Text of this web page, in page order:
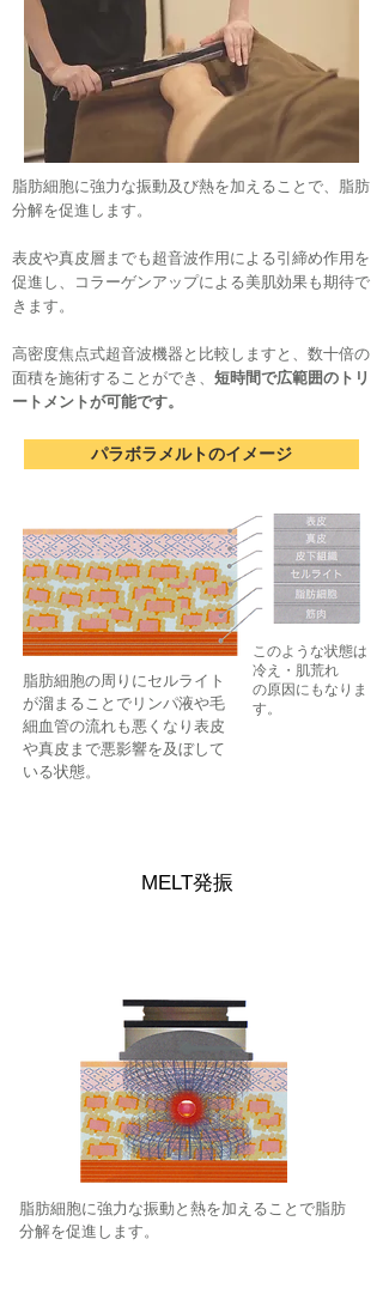
脂肪細胞に強力な振動及び熱を加えることで、脂肪
分解を促進します。
​表皮や真皮層までも超音波作用による引締め作用を
促進し、コラーゲンアップによる美肌効果も期待で
きます。
​高密度焦点式超音波機器と比較しますと、数十倍の
面積を施術することができ、 短時間で広範囲のトリ
ートメントが可能です。
パラボラメルトのイメージ
このような状態は
冷え・肌荒れ
​の原因にもなりま
す。
脂肪細胞の周りにセルライト
が溜まることでリンパ液や毛
細血管の流れも悪くなり表皮
や真皮まで悪影響を及ぼして
いる状態。
MELT発振
脂肪細胞に強力な振動と熱を加えることで脂肪
分解を促進します。